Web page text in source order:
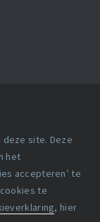
site. Deze
het
accepteren’ te
te
, hier